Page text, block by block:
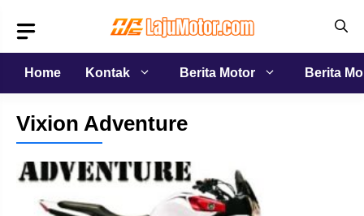
isi
Home
Kontak Berita Motor Berita
Vixion Adventure